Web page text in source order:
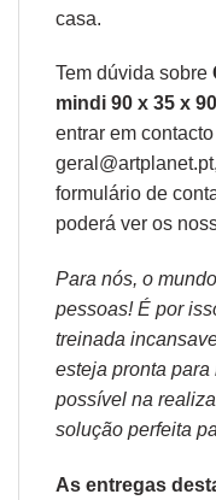
casa.
Tem dúvida sobre
mindi 90 x 35 x 90
entrar em
formulário de
poderá ver os
Para nós, o
pessoas! É por
treinada
esteja pronta para
possível na
solução perfeita
As entregas